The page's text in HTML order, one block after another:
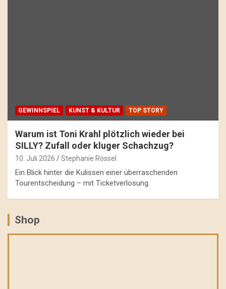
GEWINNSPIEL KUNST & KULTUR TOP STORY
Warum ist Toni Krahl plötzlich wieder bei
SILLY? Zufall oder kluger Schachzug?
10. Juli 2026 Stephanie Rössel
Ein Blick hinter die Kulissen einer überraschenden
Tourentscheidung – mit Ticketverlosung.
Shop